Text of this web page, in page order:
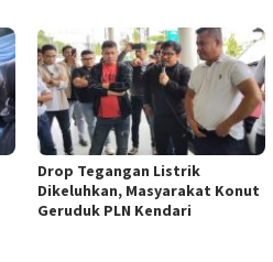
Drop Tegangan Listrik
Dikeluhkan, Masyarakat Konut
Geruduk PLN Kendari